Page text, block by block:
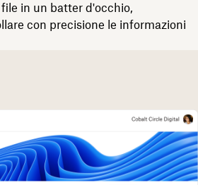
in un batter d'occhio,
con precisione le informazioni